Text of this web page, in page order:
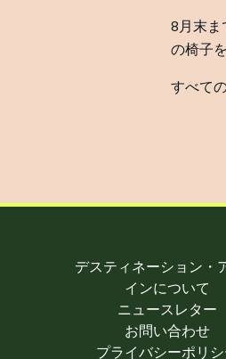
8月末ま
の椅子
すべて
デスティネーション・
インについて
ニュースレター
お問い合わせ
プライバシーポリ